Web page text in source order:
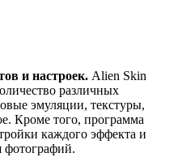
и настроек. Alien Skin
различных
эмуляции, текстуры,
Кроме того, программа
каждого эффекта и
фотографий.